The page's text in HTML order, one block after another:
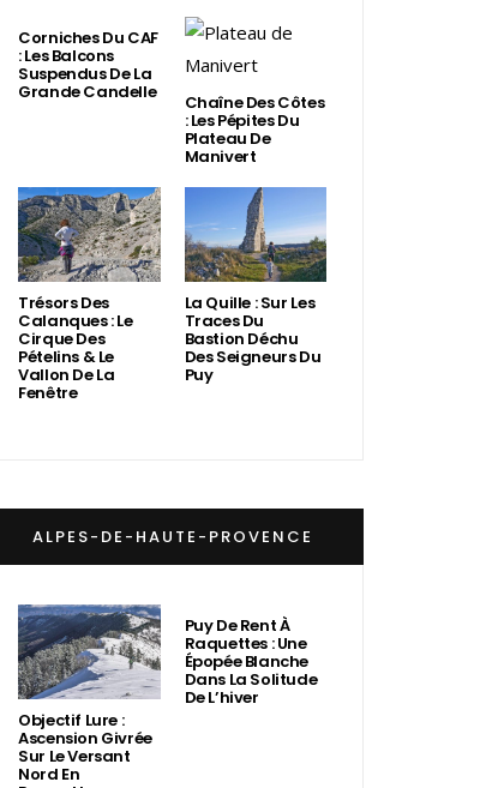
Corniches Du CAF
: Les Balcons
Suspendus De La
Grande Candelle Chaîne Des Côtes
: Les Pépites Du
Plateau De
Manivert
Trésors Des
Calanques : Le
Cirque Des
Pételins & Le
Vallon De La
Fenêtre
La Quille : Sur Les
Traces Du
Bastion Déchu
Des Seigneurs Du
Puy
ALPES-DE-HAUTE-PROVENCE
Objectif Lure :
Ascension Givrée
Sur Le Versant
Nord En
Puy De Rent À
Raquettes : Une
Épopée Blanche
Dans La Solitude
De L’hiver